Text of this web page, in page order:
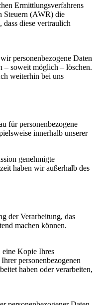
Ermittlungsverfahrens
Steuern (AWR) die
diese vertraulich
personenbezogene Daten
– soweit möglich – löschen.
weiterhin bei uns
für personenbezogene
innerhalb unserer
genehmigte
haben wir außerhalb des
der Verarbeitung, das
machen können.
eine Kopie Ihres
personenbezogenen
haben oder verarbeiten,